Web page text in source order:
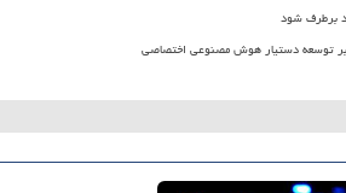
برطرف شود
توسعه دستیار هوش مصنوعی اختصاصی